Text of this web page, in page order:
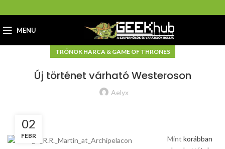
MENU
TRÓNOK HARCA & GAME OF THRONES
Új történet várható Westeroson
Aelyx
02
FEBR Mint korábban